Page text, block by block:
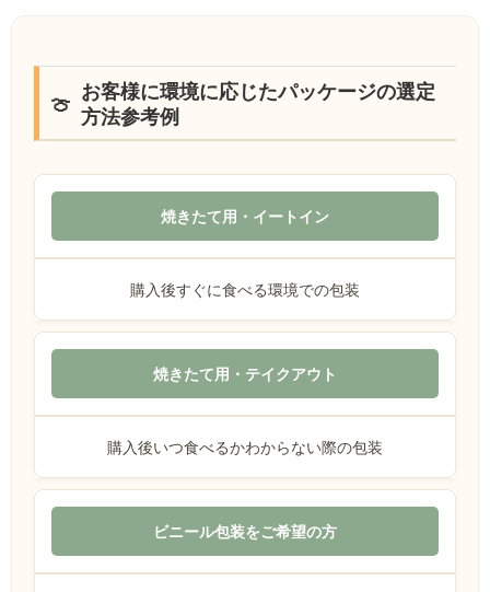
お客様に環境に応じたパッケージの選定
方法参考例
焼きたて用・イートイン
購入後すぐに食べる環境での包装
焼きたて用・テイクアウト
購入後いつ食べるかわからない際の包装
ビニール包装をご希望の方